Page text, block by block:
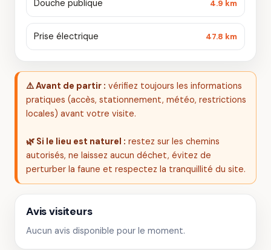
Douche publique 4.9 km
Prise électrique 47.8 km
⚠️ Avant de partir : vérifiez toujours les informations
pratiques (accès, stationnement, météo, restrictions
locales) avant votre visite.
🌿 Si le lieu est naturel : restez sur les chemins
autorisés, ne laissez aucun déchet, évitez de
perturber la faune et respectez la tranquillité du site.
Avis visiteurs
Aucun avis disponible pour le moment.